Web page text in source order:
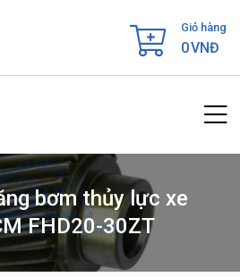
Giỏ hàng
0VNĐ
bơm thủy lực xe
FHD20-30ZT